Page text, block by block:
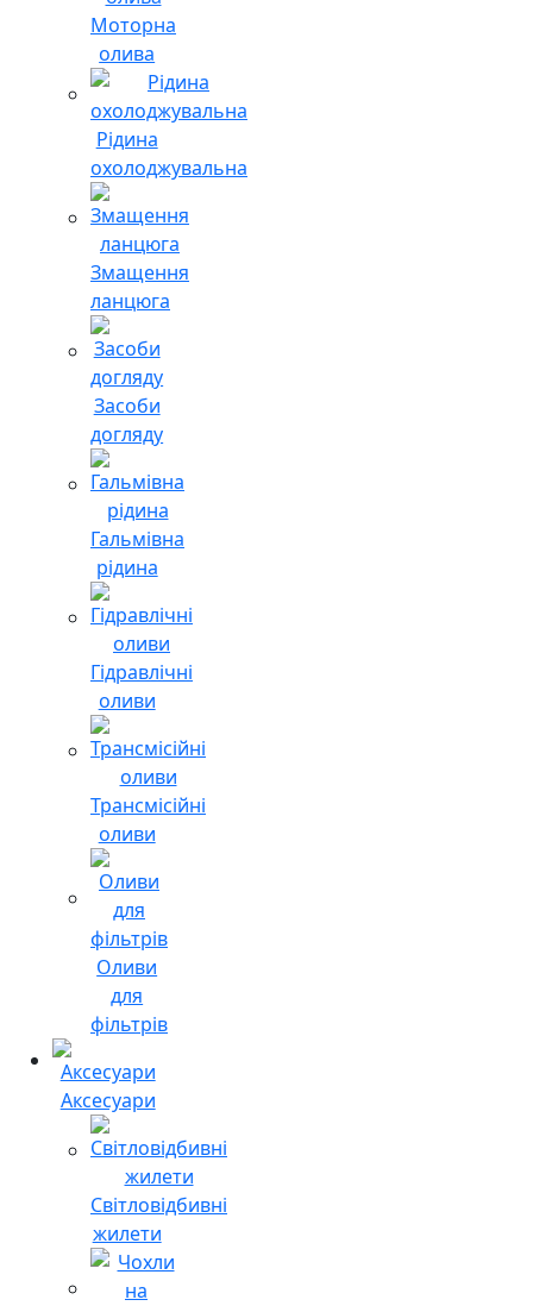
Моторна
олива
Рідина
охолоджувальна
Змащення
ланцюга
Засоби
догляду
Гальмівна
рідина
Гідравлічні
оливи
Трансмісійні
оливи
Оливи
для
фільтрів
Аксесуари
Світловідбивні
жилети